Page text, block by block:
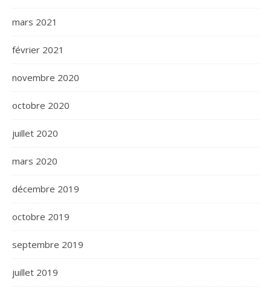
mars 2021
février 2021
novembre 2020
octobre 2020
juillet 2020
mars 2020
décembre 2019
octobre 2019
septembre 2019
juillet 2019